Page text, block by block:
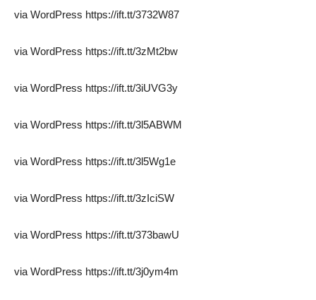
via WordPress https://ift.tt/3732W87
via WordPress https://ift.tt/3zMt2bw
via WordPress https://ift.tt/3iUVG3y
via WordPress https://ift.tt/3l5ABWM
via WordPress https://ift.tt/3l5Wg1e
via WordPress https://ift.tt/3zIciSW
via WordPress https://ift.tt/373bawU
via WordPress https://ift.tt/3j0ym4m